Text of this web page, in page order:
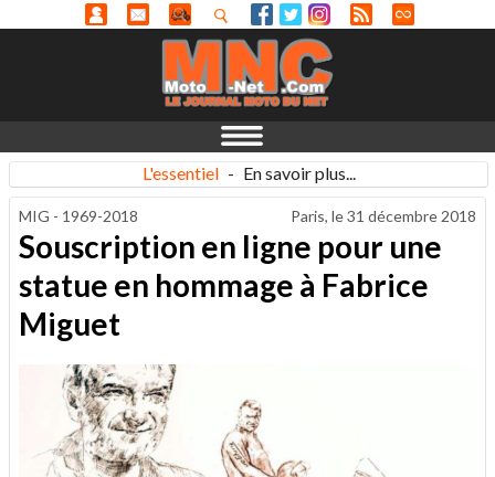
L'essentiel - En savoir plus...
MIG - 1969-2018 Paris, le31 décembre 2018
Souscription en ligne pour une
statue en hommage à Fabrice
Miguet